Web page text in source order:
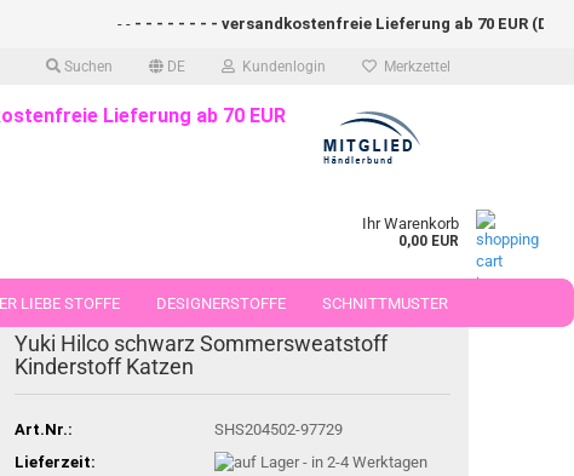
Suchen DE Kundenlogin Merkzettel
- - - - - - - - versandkostenfreie Lieferung ab 70 EUR
Lieferung ab 70 EUR
Ihr Warenkorb
0,00 EUR
LIEBE STOFFE DESIGNERSTOFFE SCHNITTMUSTER
UND 50 CM
Yuki Hilco schwarz Sommersweatstoff
Kinderstoff Katzen
Art.Nr.:
SHS204502-97729
Lieferzeit: